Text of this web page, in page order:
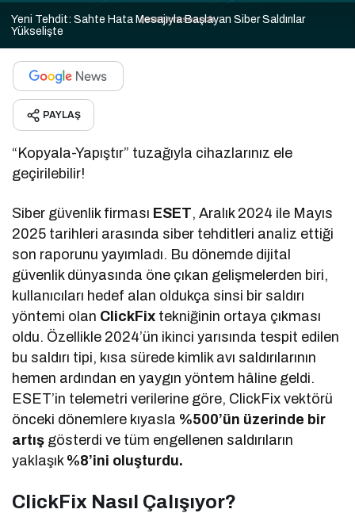
Yeni Tehdit: Sahte Hata Mesajıyla Başlayan Siber Saldırılar
Yükselişte
PAYLAŞ
“Kopyala-Yapıştır” tuzağıyla cihazlarınız ele
geçirilebilir!
Siber güvenlik firması ESET, Aralık 2024 ile Mayıs
2025 tarihleri arasında siber tehditleri analiz ettiği
son raporunu yayımladı. Bu dönemde dijital
güvenlik dünyasında öne çıkan gelişmelerden biri,
kullanıcıları hedef alan oldukça sinsi bir saldırı
yöntemi olan ClickFix tekniğinin ortaya çıkması
oldu. Özellikle 2024’ün ikinci yarısında tespit edilen
bu saldırı tipi, kısa sürede kimlik avı saldırılarının
hemen ardından en yaygın yöntem hâline geldi.
ESET’in telemetri verilerine göre, ClickFix vektörü
önceki dönemlere kıyasla %500’ün üzerinde bir
artış gösterdi ve tüm engellenen saldırıların
yaklaşık %8’ini oluşturdu.
ClickFix Nasıl Çalışıyor?